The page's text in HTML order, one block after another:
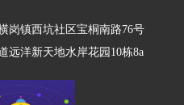
岗镇西坑社区宝桐南路76号
远洋新天地水岸花园10栋8a